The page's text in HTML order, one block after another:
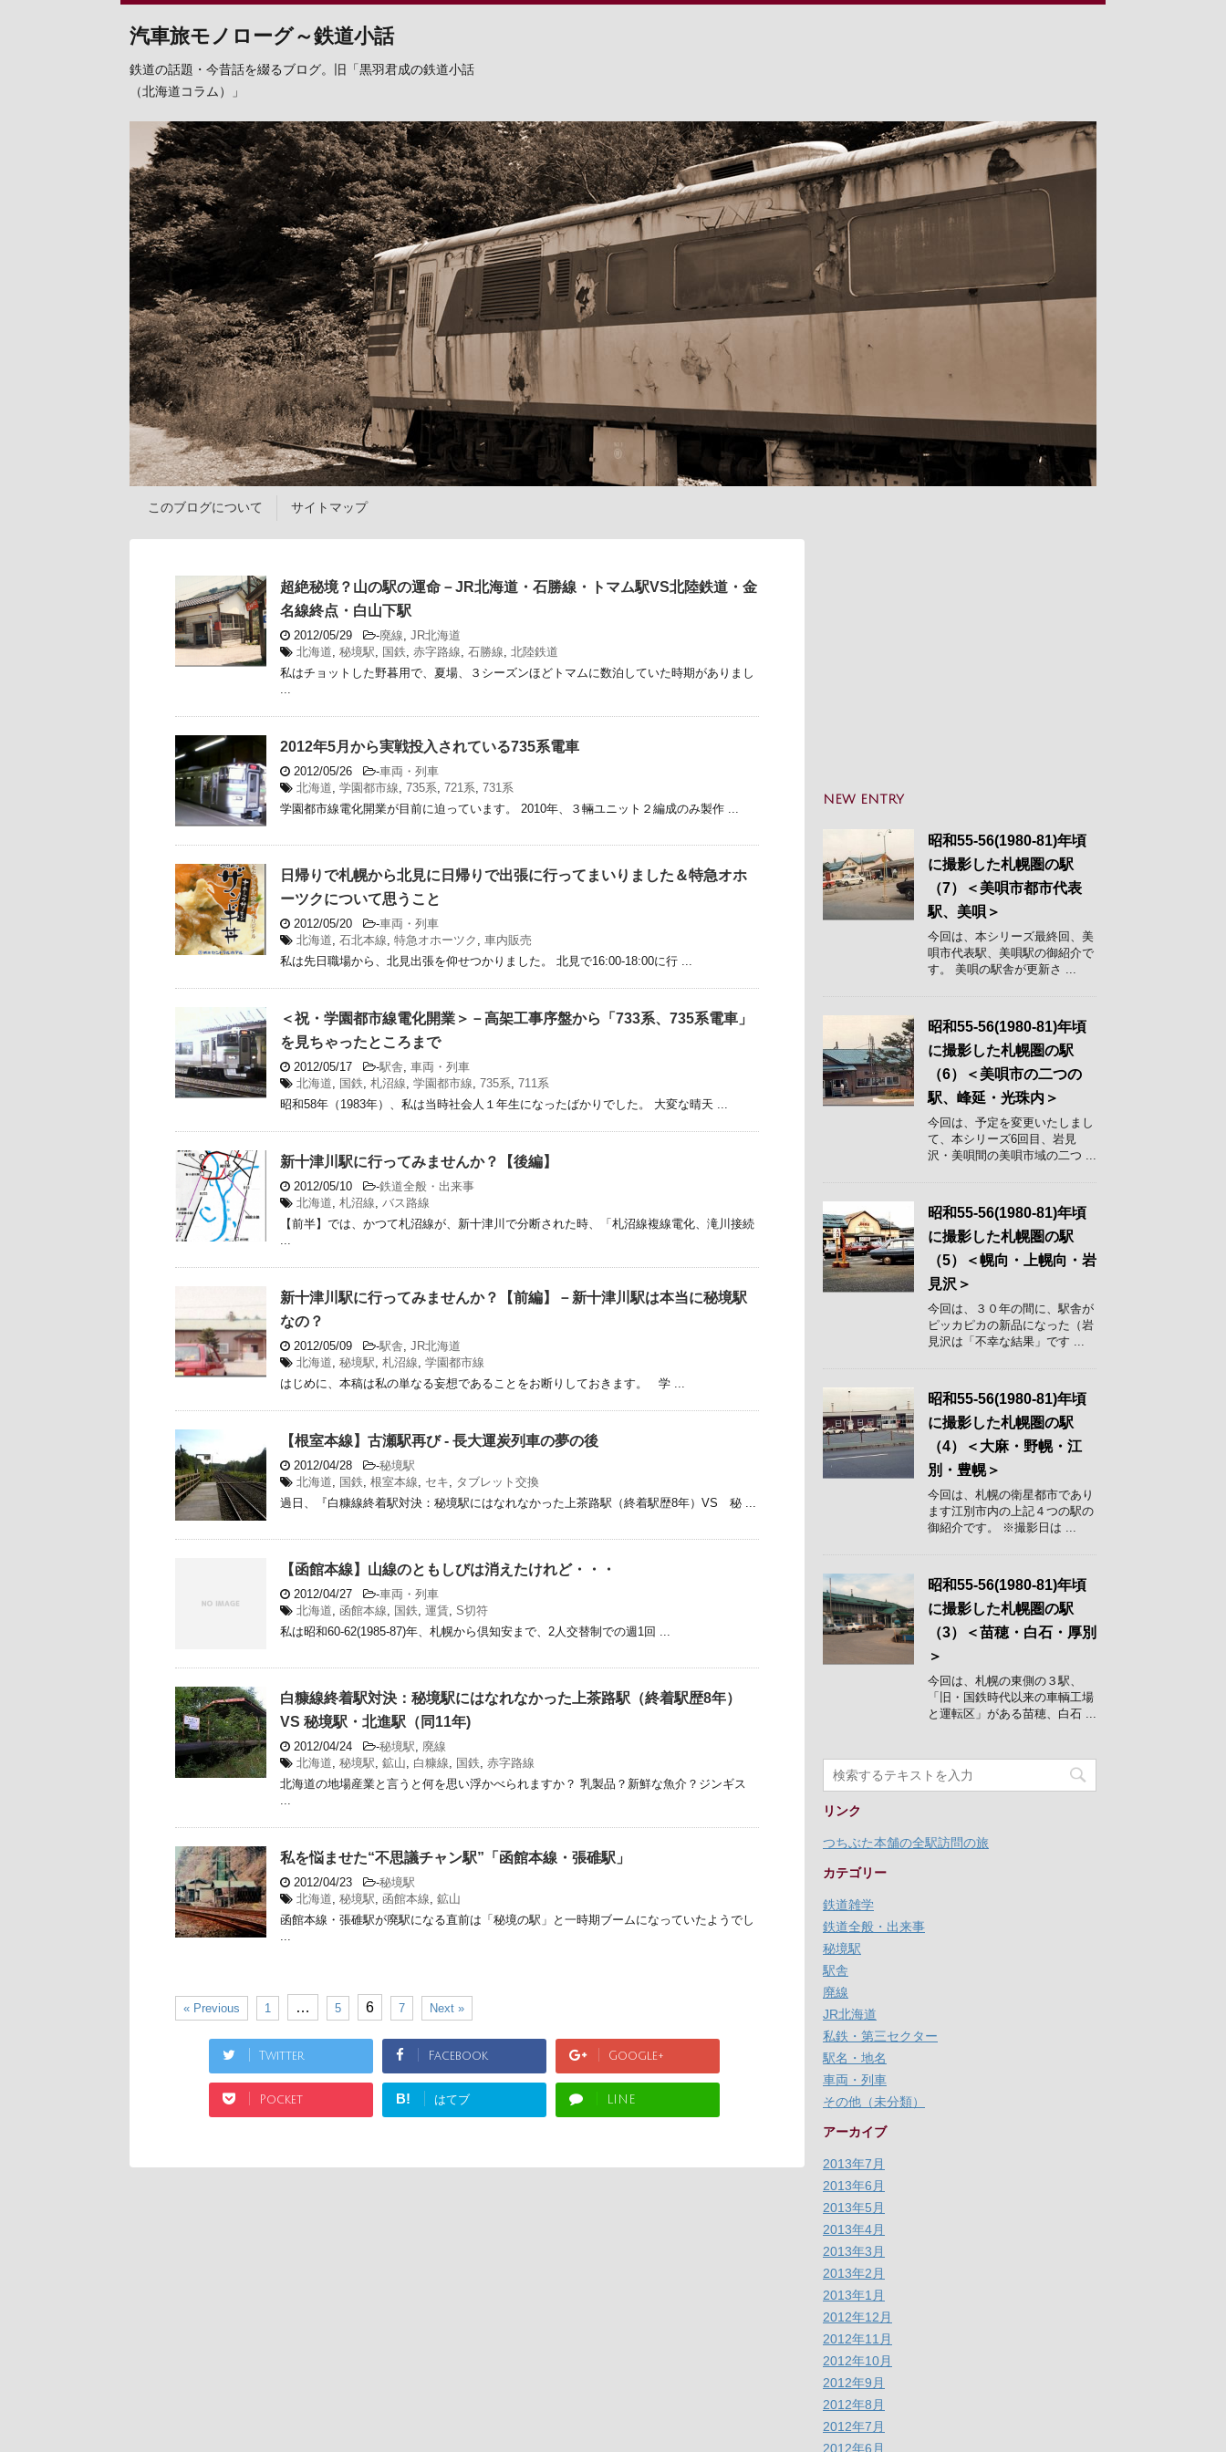
汽車旅モノローグ～鉄道小話
鉄道の話題・今昔話を綴るブログ。旧「黒羽君成の鉄道小話
（北海道コラム）」
このブログについて サイトマップ
超絶秘境？山の駅の運命－JR北海道・石勝線・トマム駅VS北陸鉄道・金
名線終点・白山下駅
2012/05/29 -廃線, JR北海道
北海道, 秘境駅, 国鉄, 赤字路線, 石勝線, 北陸鉄道
私はチョットした野暮用で、夏場、３シーズンほどトマムに数泊していた時期がありまし
...
2012年5月から実戦投入されている735系電車
2012/05/26 -車両・列車
北海道, 学園都市線, 735系, 721系, 731系
学園都市線電化開業が目前に迫っています。 2010年、３輛ユニット２編成のみ製作 ...
日帰りで札幌から北見に日帰りで出張に行ってまいりました＆特急オホ
ーツクについて思うこと
2012/05/20 -車両・列車
北海道, 石北本線, 特急オホーツク , 車内販売
私は先日職場から、北見出張を仰せつかりました。 北見で16:00-18:00に行 ...
＜祝・学園都市線電化開業＞－高架工事序盤から「733系、735系電車」
を見ちゃったところまで
2012/05/17 -駅舎, 車両・列車
北海道, 国鉄, 札沼線, 学園都市線, 735系, 711系
昭和58年（1983年）、私は当時社会人１年生になったばかりでした。 大変な晴天 ...
新十津川駅に行ってみませんか？【後編】
2012/05/10 -鉄道全般・出来事
北海道, 札沼線, バス路線
【前半】では、かつて札沼線が、新十津川で分断された時、「札沼線複線電化、滝川接続
...
新十津川駅に行ってみませんか？【前編】－新十津川駅は本当に秘境駅
なの？
2012/05/09 -駅舎, JR北海道
北海道, 秘境駅, 札沼線, 学園都市線
はじめに、本稿は私の単なる妄想であることをお断りしておきます。 学 ...
【根室本線】古瀬駅再び - 長大運炭列車の夢の後
2012/04/28 -秘境駅
北海道, 国鉄, 根室本線, セキ, タブレット交換
過日、『白糠線終着駅対決：秘境駅にはなれなかった上茶路駅（終着駅歴8年）VS 秘 ...
【函館本線】山線のともしびは消えたけれど・・・
2012/04/27 -車両・列車
北海道, 函館本線, 国鉄, 運賃, S切符
私は昭和60-62(1985-87)年、札幌から倶知安まで、2人交替制での週1回 ...
白糠線終着駅対決：秘境駅にはなれなかった上茶路駅（終着駅歴8年）
VS 秘境駅・北進駅（同11年)
2012/04/24 -秘境駅, 廃線
北海道, 秘境駅, 鉱山, 白糠線, 国鉄, 赤字路線
北海道の地場産業と言うと何を思い浮かべられますか？ 乳製品？新鮮な魚介？ジンギス
...
私を悩ませた“不思議チャン駅”「函館本線・張碓駅」
2012/04/23 -秘境駅
北海道, 秘境駅, 函館本線, 鉱山
函館本線・張碓駅が廃駅になる直前は「秘境の駅」と一時期ブームになっていたようでし
...
« Previous 1 … 5 6 7 Next »
Twitter Facebook Google+
Pocket B! はてブ LINE
NEW ENTRY
昭和55-56(1980-81)年頃
に撮影した札幌圏の駅
（7）＜美唄市都市代表
駅、美唄＞
今回は、本シリーズ最終回、美
唄市代表駅、美唄駅の御紹介で
す。 美唄の駅舎が更新さ ...
昭和55-56(1980-81)年頃
に撮影した札幌圏の駅
（6）＜美唄市の二つの
駅、峰延・光珠内＞
今回は、予定を変更いたしまし
て、本シリーズ6回目、岩見
沢・美唄間の美唄市域の二つ ...
昭和55-56(1980-81)年頃
に撮影した札幌圏の駅
（5）＜幌向・上幌向・岩
見沢＞
今回は、３０年の間に、駅舎が
ピッカピカの新品になった（岩
見沢は「不幸な結果」です ...
昭和55-56(1980-81)年頃
に撮影した札幌圏の駅
（4）＜大麻・野幌・江
別・豊幌＞
今回は、札幌の衛星都市であり
ます江別市内の上記４つの駅の
御紹介です。 ※撮影日は ...
昭和55-56(1980-81)年頃
に撮影した札幌圏の駅
（3）＜苗穂・白石・厚別
＞
今回は、札幌の東側の３駅、
「旧・国鉄時代以来の車輌工場
と運転区」がある苗穂、白石 ...
リンク
つちぶた本舗の全駅訪問の旅
カテゴリー
鉄道雑学
鉄道全般・出来事
秘境駅
駅舎
廃線
JR北海道
私鉄・第三セクター
駅名・地名
車両・列車
その他（未分類）
アーカイブ
2013年7月
2013年6月
2013年5月
2013年4月
2013年3月
2013年2月
2013年1月
2012年12月
2012年11月
2012年10月
2012年9月
2012年8月
2012年7月
2012年6月